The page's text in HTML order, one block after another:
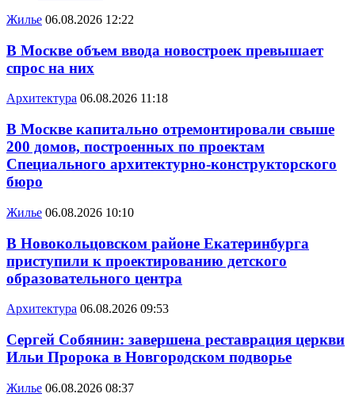
Жилье 06.08.2026 12:22
В Москве объем ввода новостроек превышает
спрос на них
Архитектура 06.08.2026 11:18
В Москве капитально отремонтировали свыше
200 домов, построенных по проектам
Специального архитектурно-конструкторского
бюро
Жилье 06.08.2026 10:10
В Новокольцовском районе Екатеринбурга
приступили к проектированию детского
образовательного центра
Архитектура 06.08.2026 09:53
Сергей Собянин: завершена реставрация церкви
Ильи Пророка в Новгородском подворье
Жилье 06.08.2026 08:37